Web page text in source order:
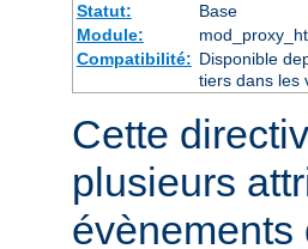
Statut:
Base
Module:
Compatibilité: Disponible
tiers dans les
Cette
plusieurs
évènements